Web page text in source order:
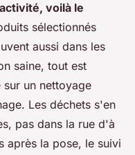
voilà le
sélectionnés
aussi dans les
saine, tout est
un nettoyage
Les déchets s'en
pas dans la rue d'à
après la pose, le suivi